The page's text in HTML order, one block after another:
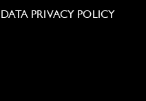
DATA PRIVACY POLICY